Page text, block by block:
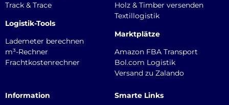
Track & Trace
Logistik-Tools
Lademeter berechnen
m³-Rechner
Frachtkostenrechner
Holz & Timber versenden
Textillogistik
Marktplätze
Amazon FBA Transport
Bol.com Logistik
Versand zu Zalando
Information
Smarte Links